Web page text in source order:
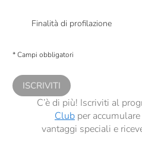
Finalità di profilazione
comunicazioni commerciali
* Campi obbligatori
ISCRIVITI
C’è di più! Iscriviti al
Clubper accumulare
vantaggi speciali e